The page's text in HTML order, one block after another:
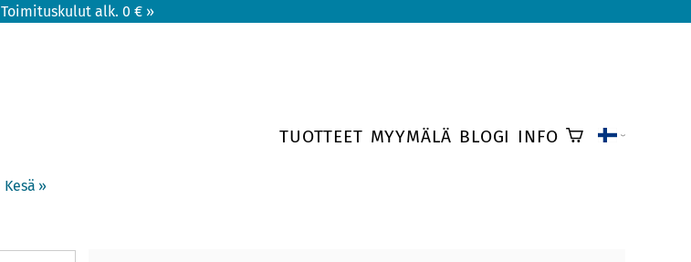
Toimituskulut alk. 0 € »
TUOTTEET MYYMÄLÄ BLOGI INFO
Kesä ‪»